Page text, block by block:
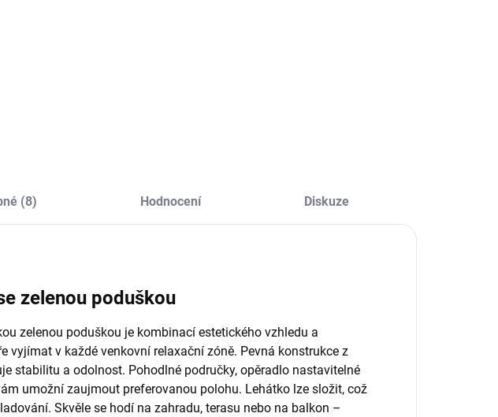
(8) Hodnocení Diskuze
zelenou poduškou
zelenou poduškou je kombinací estetického vzhledu a
vyjímat v každé venkovní relaxační zóně. Pevná konstrukce z
stabilitu a odolnost. Pohodlné područky, opěradlo nastavitelné
umožní zaujmout preferovanou polohu. Lehátko lze složit, což
Skvěle se hodí na zahradu, terasu nebo na balkon –